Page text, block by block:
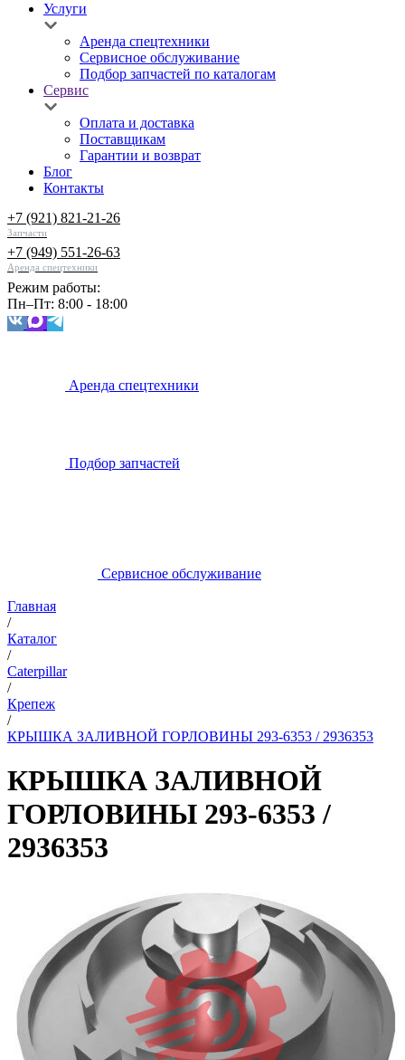
Услуги
Аренда спецтехники
Сервисное обслуживание
Подбор запчастей по каталогам
Сервис
Оплата и доставка
Поставщикам
Гарантии и возврат
Блог
Контакты
+7 (921) 821-21-26
Запчасти
+7 (949) 551-26-63
Аренда спецтехники
Режим работы:
Пн–Пт: 8:00 - 18:00
Аренда спецтехники
Подбор запчастей
Сервисное обслуживание
Главная
/
Каталог
/
Caterpillar
/
Крепеж
/
КРЫШКА ЗАЛИВНОЙ ГОРЛОВИНЫ 293-6353 / 2936353
КРЫШКА ЗАЛИВНОЙ
ГОРЛОВИНЫ 293-6353 /
2936353